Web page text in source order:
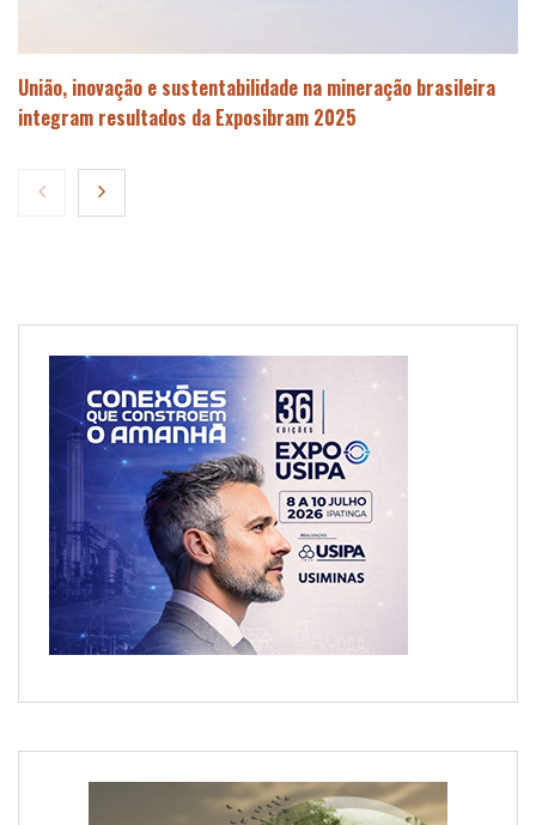
União, inovação e sustentabilidade na mineração brasileira
integram resultados da Exposibram 2025